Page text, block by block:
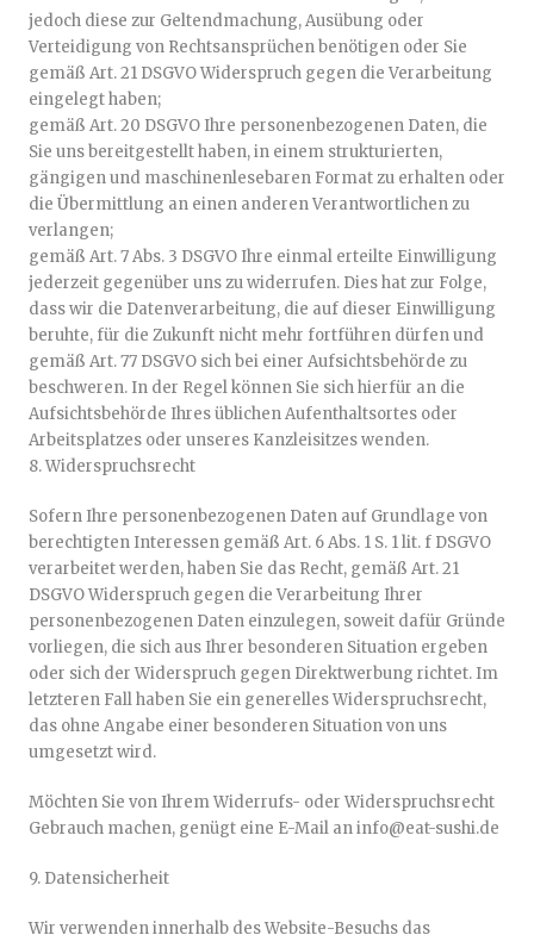
jedoch diese zur Geltendmachung, Ausübung oder
Verteidigung von Rechtsansprüchen benötigen oder Sie
gemäß Art. 21 DSGVO Widerspruch gegen die Verarbeitung
eingelegt haben;
gemäß Art. 20 DSGVO Ihre personenbezogenen Daten, die
Sie uns bereitgestellt haben, in einem strukturierten,
gängigen und maschinenlesebaren Format zu erhalten oder
die Übermittlung an einen anderen Verantwortlichen zu
verlangen;
gemäß Art. 7 Abs. 3 DSGVO Ihre einmal erteilte Einwilligung
jederzeit gegenüber uns zu widerrufen. Dies hat zur Folge,
dass wir die Datenverarbeitung, die auf dieser Einwilligung
beruhte, für die Zukunft nicht mehr fortführen dürfen und
gemäß Art. 77 DSGVO sich bei einer Aufsichtsbehörde zu
beschweren. In der Regel können Sie sich hierfür an die
Aufsichtsbehörde Ihres üblichen Aufenthaltsortes oder
Arbeitsplatzes oder unseres Kanzleisitzes wenden.
8. Widerspruchsrecht
Sofern Ihre personenbezogenen Daten auf Grundlage von
berechtigten Interessen gemäß Art. 6 Abs. 1 S. 1 lit. f DSGVO
verarbeitet werden, haben Sie das Recht, gemäß Art. 21
DSGVO Widerspruch gegen die Verarbeitung Ihrer
personenbezogenen Daten einzulegen, soweit dafür Gründe
vorliegen, die sich aus Ihrer besonderen Situation ergeben
oder sich der Widerspruch gegen Direktwerbung richtet. Im
letzteren Fall haben Sie ein generelles Widerspruchsrecht,
das ohne Angabe einer besonderen Situation von uns
umgesetzt wird.
Möchten Sie von Ihrem Widerrufs- oder Widerspruchsrecht
Gebrauch machen, genügt eine E-Mail an info@eat-sushi.de
9. Datensicherheit
Wir verwenden innerhalb des Website-Besuchs das